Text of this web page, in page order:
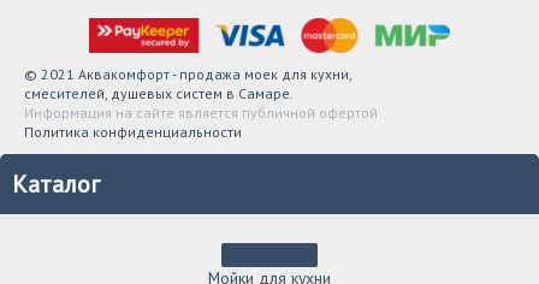
© 2021 Аквакомфорт - продажа моек для кухни,
смесителей, душевых систем в Самаре.
Информация на сайте является публичной офертой
Политика конфиденциальности
Каталог
Мойки для кухни